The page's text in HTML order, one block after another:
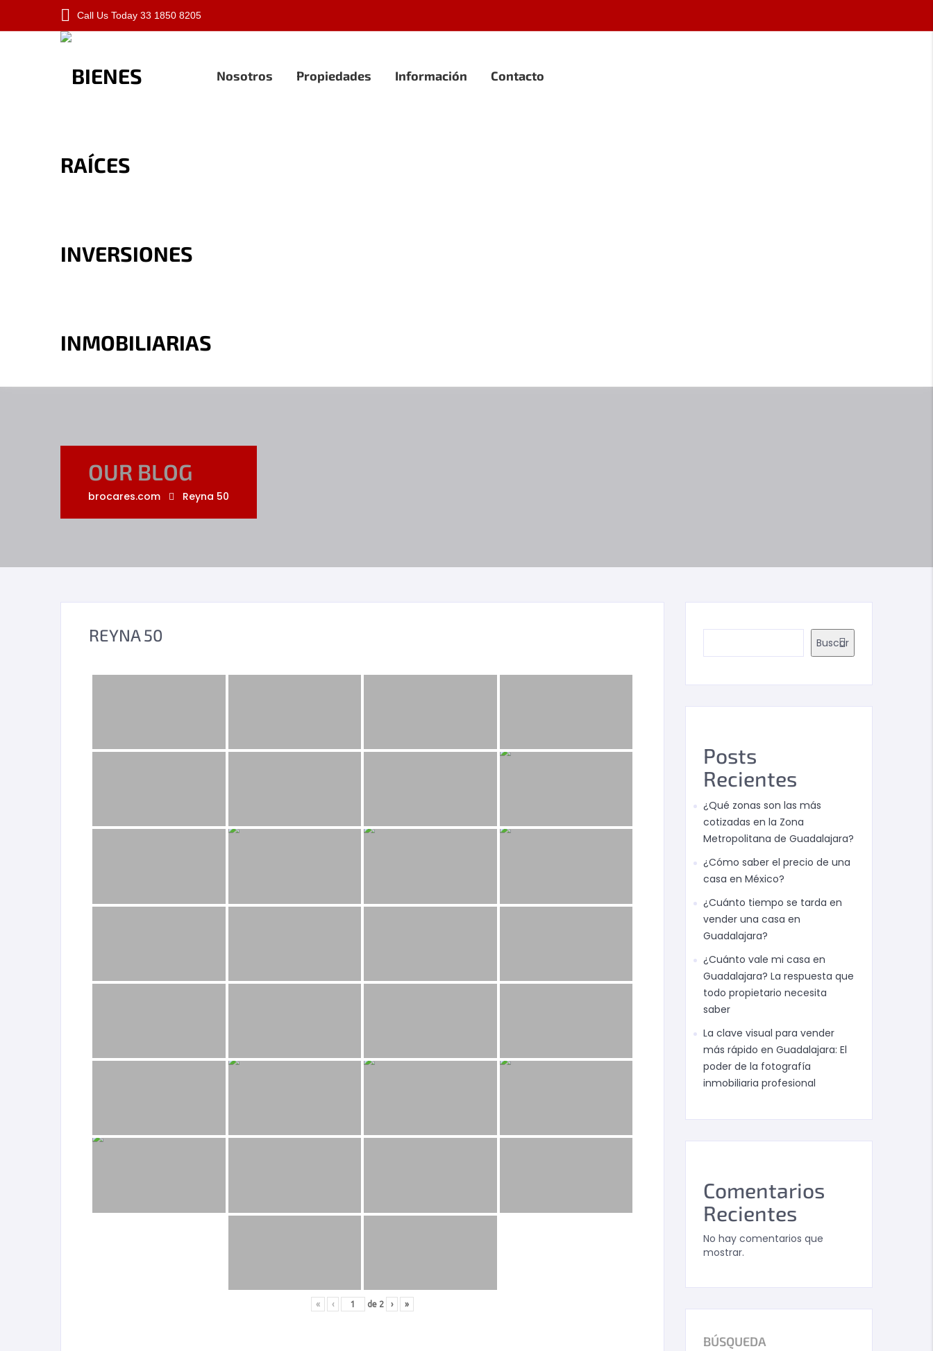
Call Us Today 33 1850 8205
Nosotros Propiedades Información Contacto
OUR BLOG
brocares.com Reyna 50
REYNA 50
« ‹ de 2 › »
Buscar
Posts
Recientes
¿Qué zonas son las más
cotizadas en la Zona
Metropolitana de Guadalajara?
¿Cómo saber el precio de una
casa en México?
¿Cuánto tiempo se tarda en
vender una casa en
Guadalajara?
¿Cuánto vale mi casa en
Guadalajara? La respuesta que
todo propietario necesita
saber
La clave visual para vender
más rápido en Guadalajara: El
poder de la fotografía
inmobiliaria profesional
Comentarios
Recientes
No hay comentarios que
mostrar.
BÚSQUEDA